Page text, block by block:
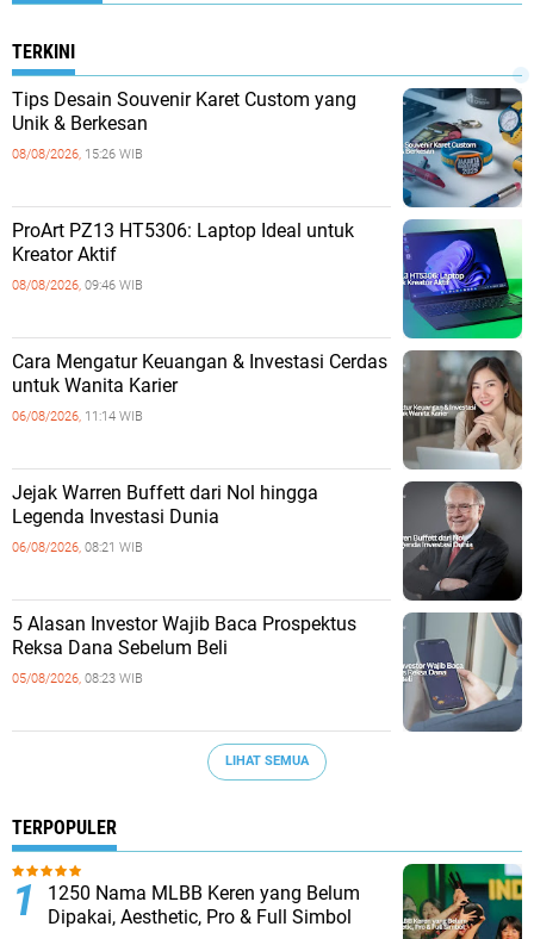
TERKINI
Tips Desain Souvenir Karet Custom yang
Unik & Berkesan
08/08/2026, 15:26 WIB
ProArt PZ13 HT5306: Laptop Ideal untuk
Kreator Aktif
08/08/2026, 09:46 WIB
Cara Mengatur Keuangan & Investasi Cerdas
untuk Wanita Karier
06/08/2026, 11:14 WIB
Jejak Warren Buffett dari Nol hingga
Legenda Investasi Dunia
06/08/2026, 08:21 WIB
5 Alasan Investor Wajib Baca Prospektus
Reksa Dana Sebelum Beli
05/08/2026, 08:23 WIB
LIHAT SEMUA
TERPOPULER
1250 Nama MLBB Keren yang Belum
Dipakai, Aesthetic, Pro & Full Simbol